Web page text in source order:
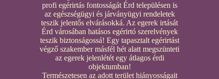
profi egérirtás fontosságát Érd településen is
az egészségügyi és járványügyi rendeletek
teszik jelentős elvárásokká. Az egerek irtását
Érd városában hatásos egérirtó szerelvények
teszik biztonságossá! Egy tapasztalt egérirtást
végző szakember másfél hét alatt megszünteti
az egerek jelenlétét egy átlagos érdi
objektumban!
Természetesen az adott terület hiányosságait